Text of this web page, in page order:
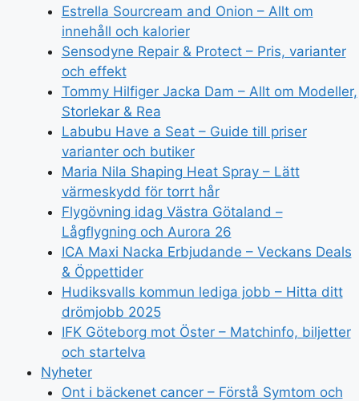
Estrella Sourcream and Onion – Allt om
innehåll och kalorier
Sensodyne Repair & Protect – Pris, varianter
och effekt
Tommy Hilfiger Jacka Dam – Allt om Modeller,
Storlekar & Rea
Labubu Have a Seat – Guide till priser
varianter och butiker
Maria Nila Shaping Heat Spray – Lätt
värmeskydd för torrt hår
Flygövning idag Västra Götaland –
Lågflygning och Aurora 26
ICA Maxi Nacka Erbjudande – Veckans Deals
& Öppettider
Hudiksvalls kommun lediga jobb – Hitta ditt
drömjobb 2025
IFK Göteborg mot Öster – Matchinfo, biljetter
och startelva
Nyheter
Ont i bäckenet cancer – Förstå Symtom och